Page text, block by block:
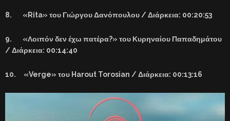
8. «Rita» του Γιώργου Δανόπουλου / Διάρκεια: 00:20:53
9. «Λοιπόν δεν έχω πατέρα?» του Κυρηναίου Παπαδημάτου
/ Διάρκεια: 00:14:40
10. «Verge» του Harout Torosian / Διάρκεια: 00:13:16